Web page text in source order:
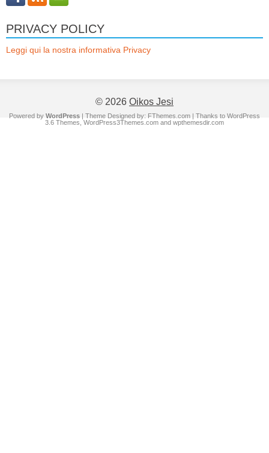
PRIVACY POLICY
Leggi qui la nostra informativa Privacy
© 2026 Oikos Jesi
Powered by WordPress | Theme Designed by: FThemes.com | Thanks to WordPress
3.6 Themes, WordPress3Themes.com and wpthemesdir.com